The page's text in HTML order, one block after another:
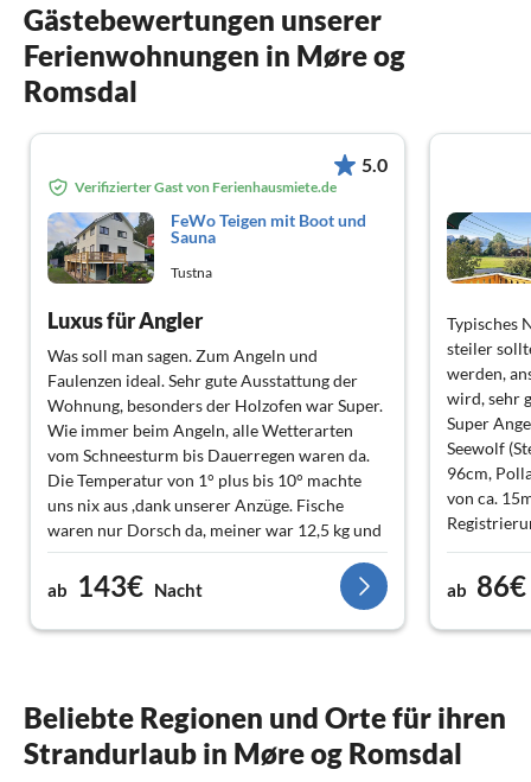
Gästebewertungen unserer
Ferienwohnungen in Møre og
Romsdal
5.0
Verifizierter Gast von Ferienhausmiete.de
FeWo Teigen mit Boot und
Sauna
Tustna
Luxus für Angler
Was soll man sagen. Zum Angeln und
Faulenzen ideal. Sehr gute Ausstattung der
Wohnung, besonders der Holzofen war Super.
Wie immer beim Angeln, alle Wetterarten
vom Schneesturm bis Dauerregen waren da.
Die Temperatur von 1° plus bis 10° machte
uns nix aus ,dank unserer Anzüge. Fische
waren nur Dorsch da, meiner war 12,5 kg und
1,15 m groß. Swetlana und Vitalie sind große
Klasse. Wir sehen uns im August wieder.
ab 143€ Nacht
Typisches
steiler
werden,
wird, sehr
Super
Seewolf
96cm,
von ca.
geklappt,
mit dem
Angelzeug
Haus aus,
ab 86€
Beliebte Regionen und Orte für ihren
Strandurlaub in Møre og Romsdal